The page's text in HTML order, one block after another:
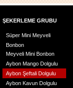
Süper Mini Meyveli
Bonbon
Meyveli Mini Bonbon
Aybon Mango Dolgulu
Aybon Şeftali Dolgulu
Aybon Kavun Dolgulu
ŞEKERLEME GRUBU